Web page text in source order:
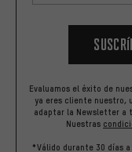
Evaluamos el éxito de
ya eres cliente nuestro,
adaptar la Newsletter a
Nuestras
*Válido durante 30 días